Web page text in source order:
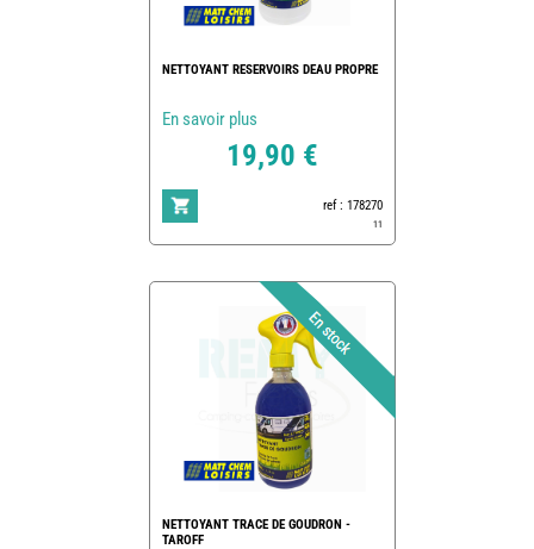
NETTOYANT RESERVOIRS DEAU PROPRE
En savoir plus
19,90 €
ref : 178270
11
NETTOYANT TRACE DE GOUDRON -
TAROFF